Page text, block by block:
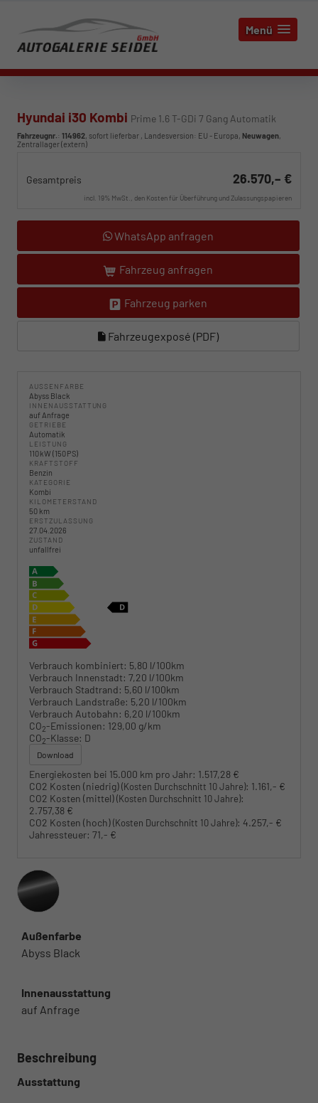
Menü
Hyundai i30 Kombi Prime 1.6 T-GDi 7 Gang Automatik
Fahrzeugnr.: 114962, sofort lieferbar , Landesversion: EU - Europa, Neuwagen,
Zentrallager (extern)
Gesamtpreis 26.570,– €
incl. 19% MwSt., den Kosten für Überführung und Zulassungspapieren
WhatsApp anfragen
Fahrzeug anfragen
Fahrzeug parken
Fahrzeugexposé (PDF)
AUSSENFARBE
Abyss Black
INNENAUSSTATTUNG
auf Anfrage
GETRIEBE
Automatik
LEISTUNG
110 kW (150 PS)
KRAFTSTOFF
Benzin
KATEGORIE
Kombi
KILOMETERSTAND
50 km
ERSTZULASSUNG
27.04.2026
ZUSTAND
unfallfrei
Verbrauch kombiniert: 5,80 l/100km
Verbrauch Innenstadt: 7,20 l/100km
Verbrauch Stadtrand: 5,60 l/100km
Verbrauch Landstraße: 5,20 l/100km
Verbrauch Autobahn: 6,20 l/100km
CO2-Emissionen: 129,00 g/km
CO2-Klasse: D
Download
Energiekosten bei 15.000 km pro Jahr: 1.517,28 €
CO2 Kosten (niedrig)(Kosten Durchschnitt 10 Jahre): 1.161,- €
CO2 Kosten (mittel)(Kosten Durchschnitt 10 Jahre):
2.757,38 €
CO2 Kosten (hoch)(Kosten Durchschnitt 10 Jahre): 4.257,- €
Jahressteuer: 71,- €
Außenfarbe
Abyss Black
Innenausstattung
auf Anfrage
Beschreibung
Ausstattung